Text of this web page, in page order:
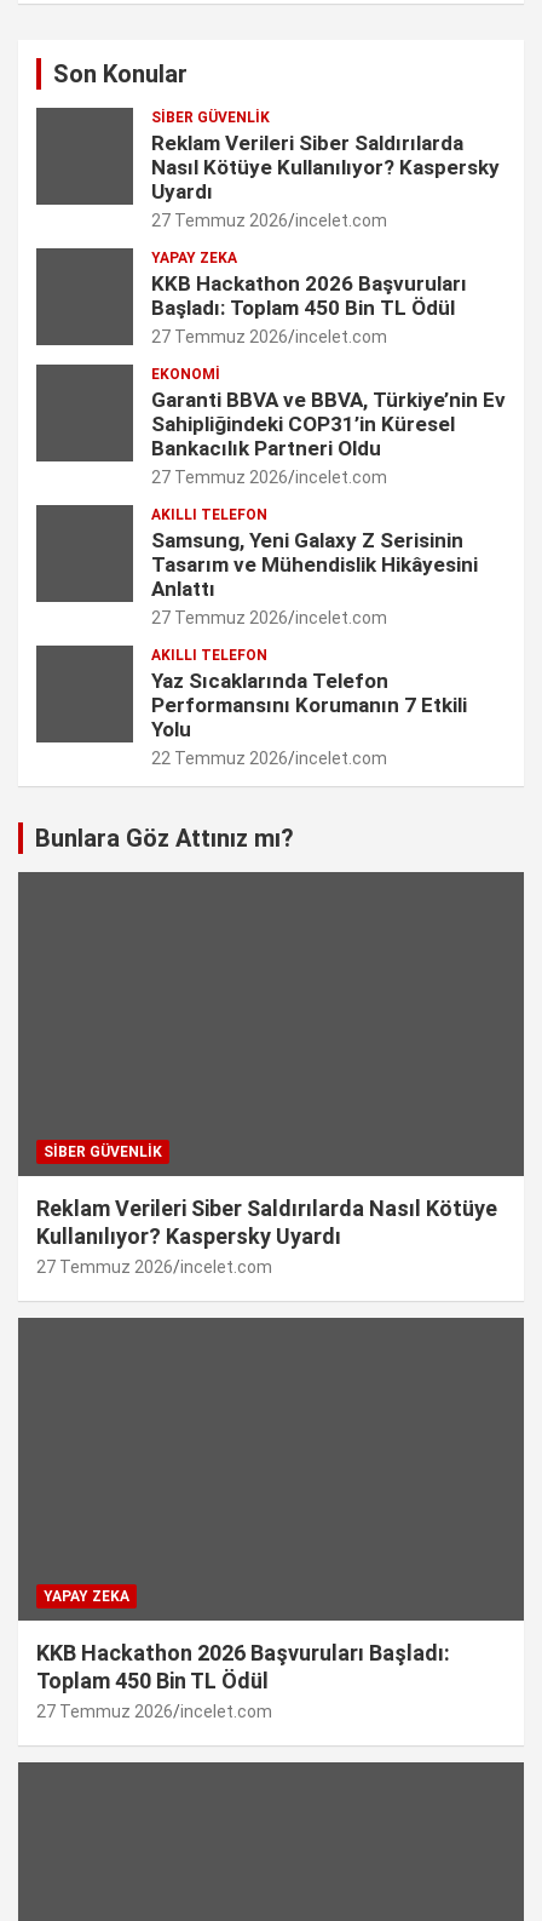
F
I
L
k
e
d
n
T
t
t
e
r
Y
T
u
b
C
a
n
n
e
l
Son Konular
SIBER GÜVENLIK
Reklam Verileri Siber Saldırılarda
Nasıl Kötüye Kullanılıyor? Kaspersky
Uyardı
27 Temmuz 2026 incelet.com
YAPAY ZEKA
KKB Hackathon 2026 Başvuruları
Başladı: Toplam 450 Bin TL Ödül
27 Temmuz 2026 incelet.com
EKONOMI
Garanti BBVA ve BBVA, Türkiye’nin Ev
Sahipliğindeki COP31’in Küresel
Bankacılık Partneri Oldu
27 Temmuz 2026 incelet.com
AKILLI TELEFON
Samsung, Yeni Galaxy Z Serisinin
Tasarım ve Mühendislik Hikâyesini
Anlattı
27 Temmuz 2026 incelet.com
AKILLI TELEFON
Yaz Sıcaklarında Telefon
Performansını Korumanın 7 Etkili
Yolu
22 Temmuz 2026 incelet.com
Bunlara Göz Attınız mı?
SIBER GÜVENLIK
Reklam Verileri Siber Saldırılarda Nasıl Kötüye
Kullanılıyor? Kaspersky Uyardı
27 Temmuz 2026 incelet.com
YAPAY ZEKA
KKB Hackathon 2026 Başvuruları Başladı:
Toplam 450 Bin TL Ödül
27 Temmuz 2026 incelet.com